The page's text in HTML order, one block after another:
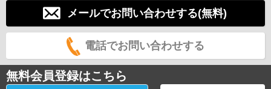
メールでお問い合わせする(無料)
電話でお問い合わせする
無料会員登録はこちら